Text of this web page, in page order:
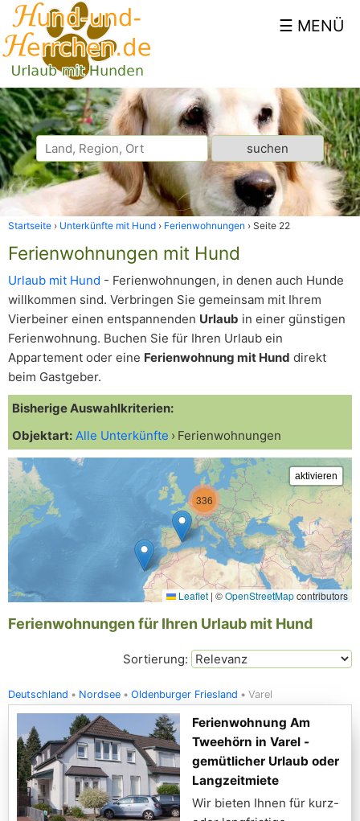
Startseite Unterkünfte mit Hund Ferienwohnungen Seite 22
Ferienwohnungen mit Hund
Urlaub mit Hund - Ferienwohnungen, in denen auch Hunde
willkommen sind. Verbringen Sie gemeinsam mit Ihrem
Vierbeiner einen entspannenden Urlaub in einer günstigen
Ferienwohnung. Buchen Sie für Ihren Urlaub ein
Appartement oder eine Ferienwohnung mit Hund direkt
beim Gastgeber.
Bisherige Auswahlkriterien:
Objektart: Alle Unterkünfte Ferienwohnungen
336
Leaflet | ©OpenStreetMapcontributors
Ferienwohnungen für Ihren Urlaub mit Hund
Sortierung:
Deutschland Nordsee Oldenburger Friesland Varel
Ferienwohnung Am
Tweehörn in Varel -
gemütlicher Urlaub oder
Langzeitmiete
Wir bieten Ihnen für kurz-